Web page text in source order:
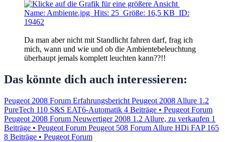
Da man aber nicht mit Standlicht fahren darf, frag ich
mich, wann und wie und ob die Ambientebeleuchtung
überhaupt jemals komplett leuchten kann??!!
Das könnte dich auch interessieren:
Peugeot 2008 Forum Erfahrungsbericht Peugeot 2008 Allure 1.2
PureTech 110 S&S EAT6-Automatik 4 Beiträge • Peugeot Forum
Peugeot 2008 Forum Neuwertiger 2008 1.2 Allure, zu verkaufen 1
Beiträge • Peugeot Forum Peugeot 508 Forum Allure HDi FAP 165
8 Beiträge • Peugeot Forum